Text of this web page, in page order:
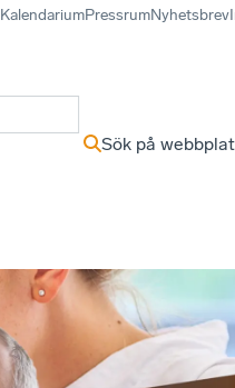
KalendariumPressrumNyhetsbrev
Sök på